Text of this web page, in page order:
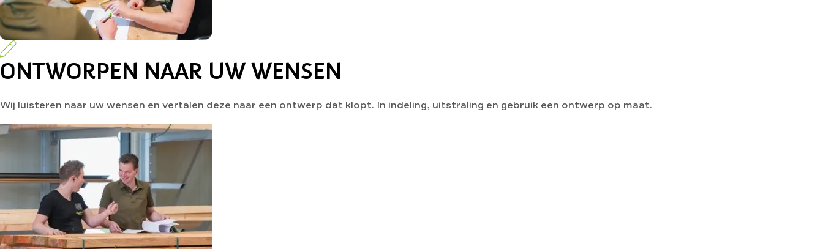
ONTWORPEN NAAR UW WENSEN
Wij luisteren naar uw wensen en vertalen deze naar een ontwerp dat klopt. In indeling, uitstraling en gebruik een ontwerp op maat.